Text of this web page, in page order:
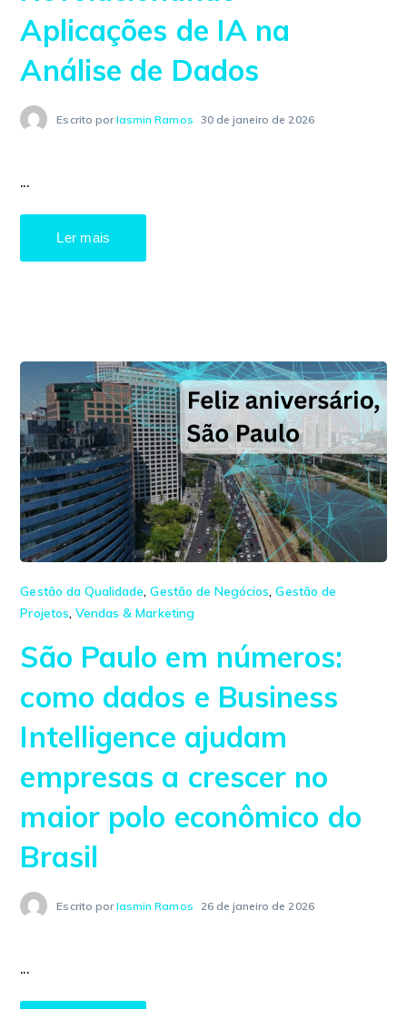
Aplicações de IA na
Análise de Dados
Escrito porIasmin Ramos 30 de janeiro de 2026
...
Ler mais
Gestão da Qualidade,Gestão de Negócios,Gestão de
Projetos, Vendas & Marketing
São Paulo em números:
como dados e Business
Intelligence ajudam
empresas a crescer no
maior polo econômico do
Brasil
Escrito porIasmin Ramos 26 de janeiro de 2026
...